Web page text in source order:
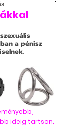
a pénisz
ideig tartson.